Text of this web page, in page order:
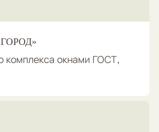
комплекса окнами ГОСТ,